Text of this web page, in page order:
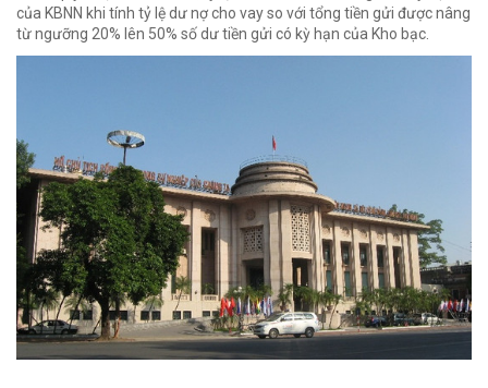
của KBNN khi tính tỷ lệ dư nợ cho vay so với tổng tiền gửi được nâng
từ ngưỡng 20% lên 50% số dư tiền gửi có kỳ hạn của Kho bạc.